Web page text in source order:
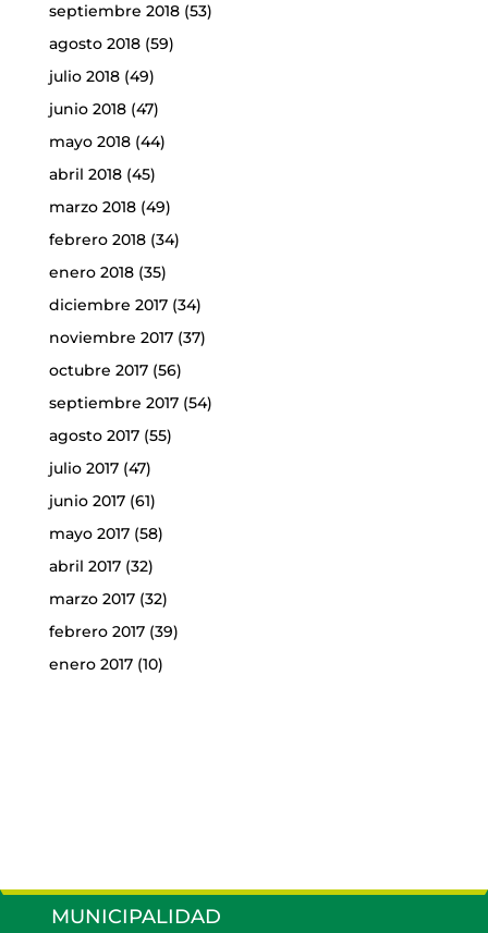
septiembre 2018(53)
agosto 2018(59)
julio 2018(49)
junio 2018(47)
mayo 2018(44)
abril 2018(45)
marzo 2018(49)
febrero 2018(34)
enero 2018(35)
diciembre 2017(34)
noviembre 2017(37)
octubre 2017(56)
septiembre 2017(54)
agosto 2017(55)
julio 2017(47)
junio 2017(61)
mayo 2017(58)
abril 2017(32)
marzo 2017(32)
febrero 2017(39)
enero 2017(10)
MUNICIPALIDAD